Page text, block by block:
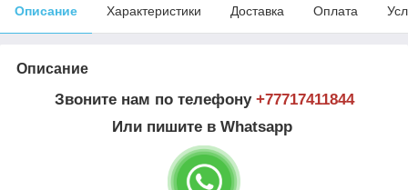
Описание Характеристики Доставка Оплата
Описание
Звоните нам по телефону +77717411844
Или пишите в Whatsapp